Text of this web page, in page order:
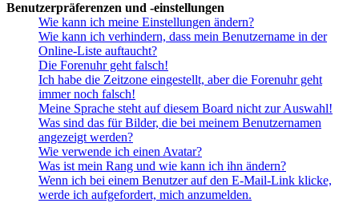
Benutzerpräferenzen und -einstellungen
Wie kann ich meine Einstellungen ändern?
Wie kann ich verhindern, dass mein Benutzername in der
Online-Liste auftaucht?
Die Forenuhr geht falsch!
Ich habe die Zeitzone eingestellt, aber die Forenuhr geht
immer noch falsch!
Meine Sprache steht auf diesem Board nicht zur Auswahl!
Was sind das für Bilder, die bei meinem Benutzernamen
angezeigt werden?
Wie verwende ich einen Avatar?
Was ist mein Rang und wie kann ich ihn ändern?
Wenn ich bei einem Benutzer auf den E-Mail-Link klicke,
werde ich aufgefordert, mich anzumelden.